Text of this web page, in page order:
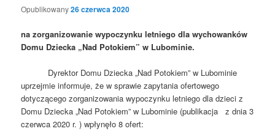
Opublikowany26 czerwca 2020
na zorganizowanie wypoczynku letniego dla wychowanków
Domu Dziecka „Nad Potokiem” w Lubominie.
Dyrektor Domu Dziecka „Nad Potokiem” w Lubominie
uprzejmie informuje, że w sprawie zapytania ofertowego
dotyczącego zorganizowania wypoczynku letniego dla dzieci z
Domu Dziecka „Nad Potokiem” w Lubominie (publikacja z dnia 3
czerwca 2020 r. ) wpłynęło 8 ofert: